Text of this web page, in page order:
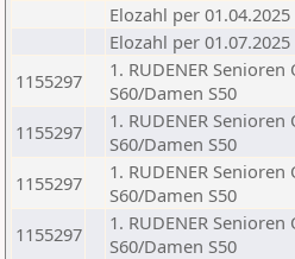
Elozahl per 01.04.2025
Elozahl per 01.07.2025
1155297
1. RUDENER
S60/Damen S50
1155297
1. RUDENER
S60/Damen S50
1155297
1. RUDENER
S60/Damen S50
1155297
1. RUDENER
S60/Damen S50